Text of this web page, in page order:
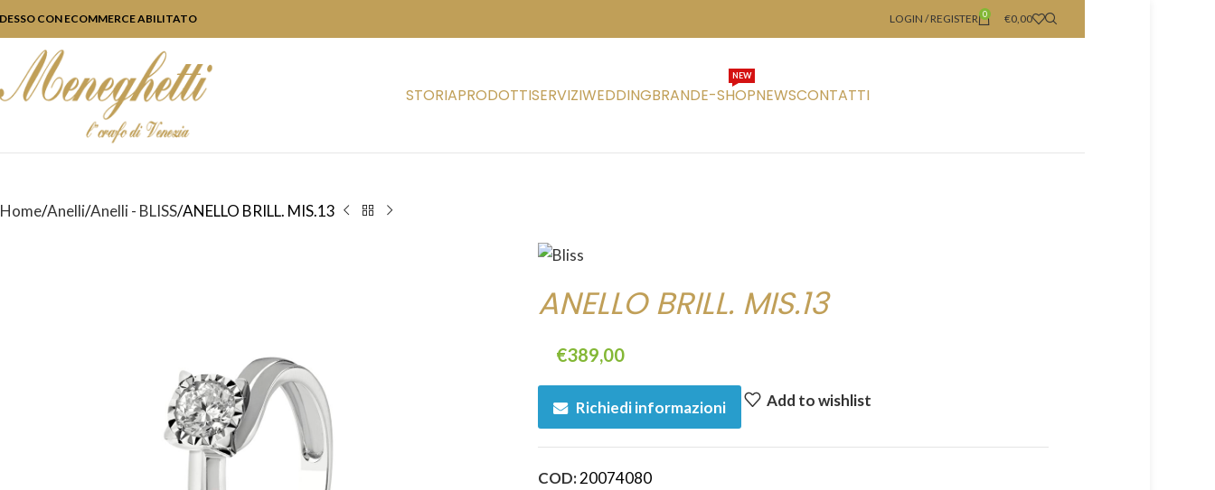
CON ECOMMERCE ABILITATO LOGIN / REGISTER 0 €0,00
STORIAPRODOTTISERVIZIWEDDINGBRANDE-SHOP
NEW
NEWSCONTATTI
Home Anelli Anelli - BLISS ANELLO BRILL. MIS.13
ANELLO BRILL. MIS.13
€389,00
Richiedi informazioni Add to wishlist
COD:20074080